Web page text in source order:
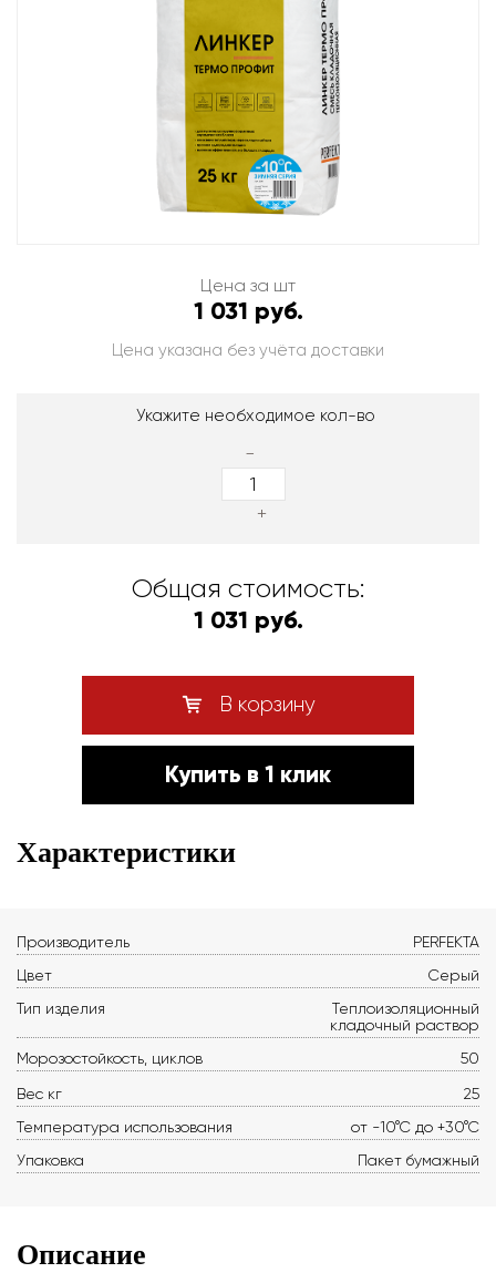
Цена за шт
1 031 руб.
Цена указана без учёта доставки
Укажите необходимое кол-во
-
+
Общая стоимость:
1 031 руб.
В корзину
Купить в 1 клик
Характеристики
Производитель
PERFEKTA
Цвет
Серый
Тип изделия
Теплоизоляционный
кладочный раствор
Морозостойкость, циклов
50
Вес кг
25
Температура использования
от -10°С до +30°С
Упаковка
Пакет бумажный
Описание